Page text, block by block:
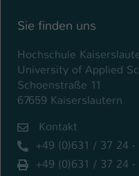
Sie finden uns
Hochschule
University of Applied
Schoenstraße 11
67659 Kaiserslautern
Kontakt
+49 (0)631 / 37 24 -
+49 (0)631 / 37 24 -
zu